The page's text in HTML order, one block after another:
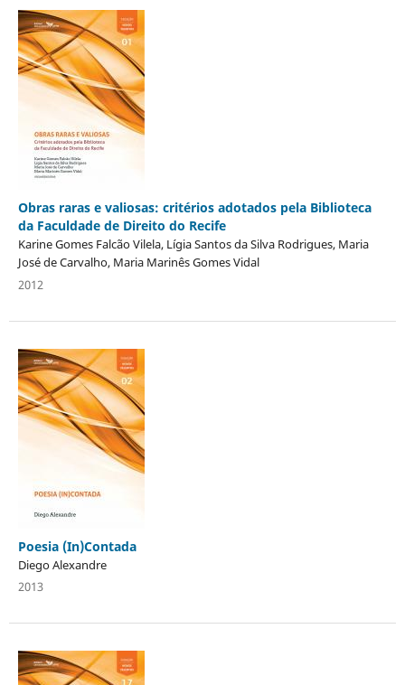
Obras raras e valiosas: critérios adotados pela Biblioteca
da Faculdade de Direito do Recife
Karine Gomes Falcão Vilela, Lígia Santos da Silva Rodrigues, Maria
José de Carvalho, Maria Marinês Gomes Vidal
2012
Poesia (In)Contada
Diego Alexandre
2013